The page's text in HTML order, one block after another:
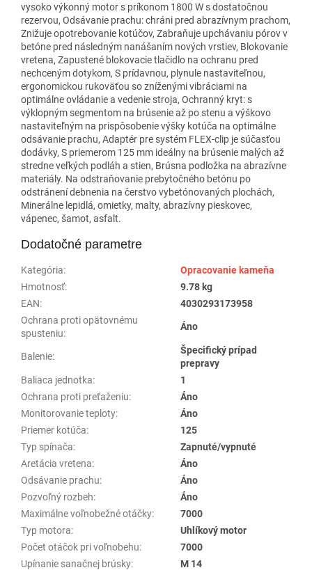
vysoko výkonný motor s príkonom 1800 W s dostatočnou
rezervou, Odsávanie prachu: chráni pred abrazívnym prachom,
Znižuje opotrebovanie kotúčov, Zabraňuje upchávaniu pórov v
betóne pred následným nanášaním nových vrstiev, Blokovanie
vretena, Zapustené blokovacie tlačidlo na ochranu pred
nechceným dotykom, S prídavnou, plynule nastaviteľnou,
ergonomickou rukoväťou so zníženými vibráciami na
optimálne ovládanie a vedenie stroja, Ochranný kryt: s
výklopným segmentom na brúsenie až po stenu a výškovo
nastaviteľným na prispôsobenie výšky kotúča na optimálne
odsávanie prachu, Adaptér pre systém FLEX-clip je súčasťou
dodávky, S priemerom 125 mm ideálny na brúsenie malých až
stredne veľkých podláh a stien, Brúsna podložka na abrazívne
materiály. Na odstraňovanie prebytočného betónu po
odstránení debnenia na čerstvo vybetónovaných plochách,
Minerálne lepidlá, omietky, malty, abrazívny pieskovec,
vápenec, šamot, asfalt.
Dodatočné parametre
Kategória:
Opracovanie kameňa
Hmotnosť:
9.78 kg
EAN:
4030293173958
Ochrana proti opätovnému
spusteniu:
Áno
Balenie:
Špecifický prípad
prepravy
Baliaca jednotka:
1
Ochrana proti preťaženiu:
Áno
Monitorovanie teploty:
Áno
Priemer kotúča:
125
Typ spínača:
Zapnuté/vypnuté
Aretácia vretena:
Áno
Odsávanie prachu:
Áno
Pozvoľný rozbeh:
Áno
Maximálne voľnobežné otáčky:
7000
Typ motora:
Uhlíkový motor
Počet otáčok pri voľnobehu:
7000
Upínanie sanačnej brúsky:
M 14